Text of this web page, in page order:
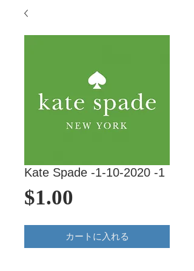
Kate Spade -1-10-2020 -1
$1.00
格
カートに入れる